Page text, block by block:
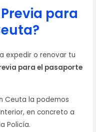
para
expedir o renovar tu
para el pasaporte
Ceuta la podemos
en concreto a
Policía.